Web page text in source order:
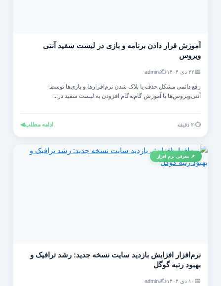
آموزش قرار دادن برنامه و بازی در لیست سفید آنتی‌
ویروس
۲۲ دی ۱۴۰۴ ✍️
admin
رفع دائمی مشکل حذف یا بلاک شدن نرم‌افزارها و بازی‌ها توسط
آنتی‌ویروس‌ها با آموزش گام‌به‌گام افزودن به لیست سفید در...
ادامه مطلب◀
📌 معرفی نرم افزار
نرم‌افزار افزایش بازدید سایت نسخه جدید: رشد ترافیک و
بهبود رتبه گوگل
۱۰ دی ۱۴۰۴ ✍️
admin